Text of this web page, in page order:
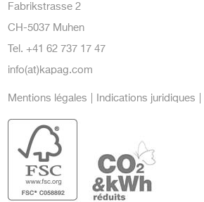
Fabrikstrasse 2
CH-5037 Muhen
Tel. +41 62 737 17 47
info(at)kapag.com
Mentions légales Indications juridiques